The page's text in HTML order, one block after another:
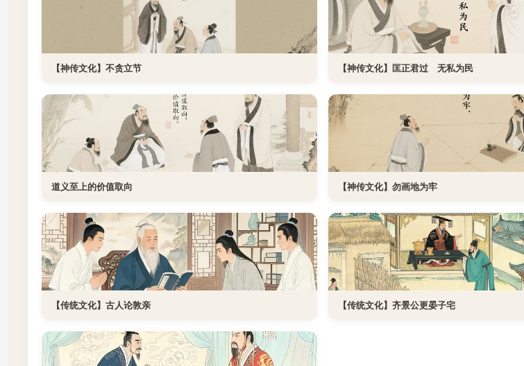
【神传文化】不贪立节 【神传文化】匡正君过 无私为民
道义至上的价值取向 【神传文化】勿画地为牢
【传统文化】古人论敦亲 【传统文化】齐景公更晏子宅